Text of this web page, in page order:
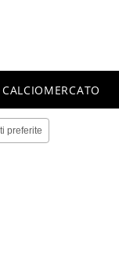
CALCIOMERCATO
preferite